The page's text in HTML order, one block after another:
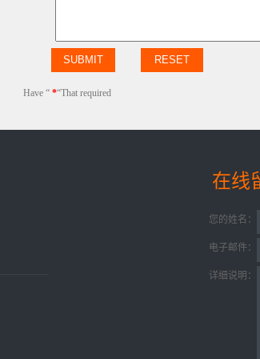
Have “ *“That required
您的姓名：
电子邮件：
详细说明：
在线